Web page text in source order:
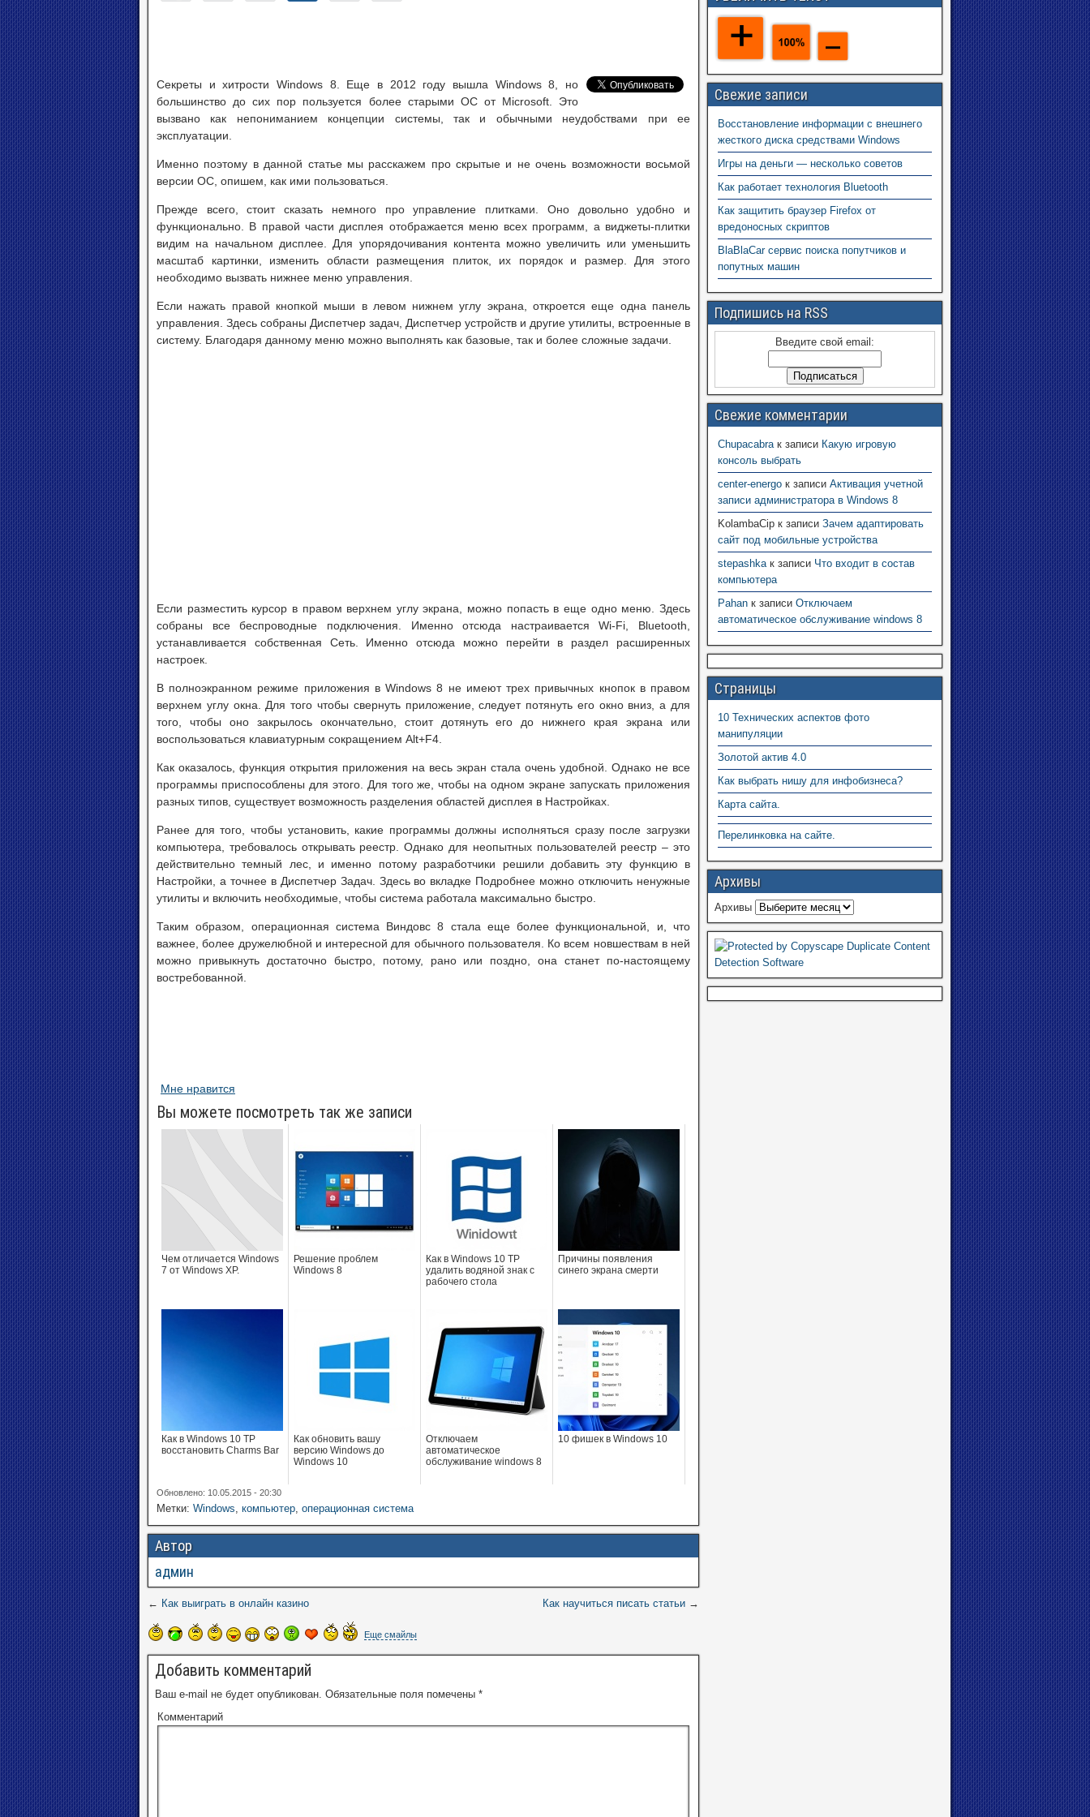
Секреты и хитрости Windows 8. Еще в 2012 году вышла Windows 8, но
большинство до сих пор пользуется более старыми ОС от Microsoft. Это
вызвано как непониманием концепции системы, так и обычными неудобствами при ее
эксплуатации.
Именно поэтому в данной статье мы расскажем про скрытые и не очень возможности восьмой
версии ОС, опишем, как ими пользоваться.
Прежде всего, стоит сказать немного про управление плитками. Оно довольно удобно и
функционально. В правой части дисплея отображается меню всех программ, а виджеты-плитки
видим на начальном дисплее. Для упорядочивания контента можно увеличить или уменьшить
масштаб картинки, изменить области размещения плиток, их порядок и размер. Для этого
необходимо вызвать нижнее меню управления.
Если нажать правой кнопкой мыши в левом нижнем углу экрана, откроется еще одна панель
управления. Здесь собраны Диспетчер задач, Диспетчер устройств и другие утилиты, встроенные в
систему. Благодаря данному меню можно выполнять как базовые, так и более сложные задачи.
Если разместить курсор в правом верхнем углу экрана, можно попасть в еще одно меню. Здесь
собраны все беспроводные подключения. Именно отсюда настраивается Wi-Fi, Bluetooth,
устанавливается собственная Сеть. Именно отсюда можно перейти в раздел расширенных
настроек.
В полноэкранном режиме приложения в Windows 8 не имеют трех привычных кнопок в правом
верхнем углу окна. Для того чтобы свернуть приложение, следует потянуть его окно вниз, а для
того, чтобы оно закрылось окончательно, стоит дотянуть его до нижнего края экрана или
воспользоваться клавиатурным сокращением Alt+F4.
Как оказалось, функция открытия приложения на весь экран стала очень удобной. Однако не все
программы приспособлены для этого. Для того же, чтобы на одном экране запускать приложения
разных типов, существует возможность разделения областей дисплея в Настройках.
Ранее для того, чтобы установить, какие программы должны исполняться сразу после загрузки
компьютера, требовалось открывать реестр. Однако для неопытных пользователей реестр – это
действительно темный лес, и именно потому разработчики решили добавить эту функцию в
Настройки, а точнее в Диспетчер Задач. Здесь во вкладке Подробнее можно отключить ненужные
утилиты и включить необходимые, чтобы система работала максимально быстро.
Таким образом, операционная система Виндовс 8 стала еще более функциональной, и, что
важнее, более дружелюбной и интересной для обычного пользователя. Ко всем новшествам в ней
можно привыкнуть достаточно быстро, потому, рано или поздно, она станет по-настоящему
востребованной.
Мне нравится
Вы можете посмотреть так же записи
Чем отличается Windows
7 от Windows XP.
Решение проблем
Windows 8
Как в Windows 10 TP
удалить водяной знак с
рабочего стола
Причины появления
синего экрана смерти
Как в Windows 10 TP
восстановить Charms Bar
Как обновить вашу
версию Windows до
Windows 10
Отключаем
автоматическое
обслуживание windows 8
10 фишек в Windows 10
Обновлено: 10.05.2015 - 20:30
Метки: Windows, компьютер, операционная система
Автор
админ
← Как выиграть в онлайн казино Как научиться писать статьи →
Еще смайлы
Добавить комментарий
Ваш e-mail не будет опубликован. Обязательные поля помечены *
Комментарий
Свежие записи
Восстановление информации с внешнего
жесткого диска средствами Windows
Игры на деньги — несколько советов
Как работает технология Bluetooth
Как защитить браузер Firefox от
вредоносных скриптов
BlaBlaCar сервис поиска попутчиков и
попутных машин
Подпишись на RSS
Введите свой email:
Свежие комментарии
Chupacabraк записи Какую игровую
консоль выбрать
center-energo к записи Активация учетной
записи администратора в Windows 8
KolambaCip к записи Зачем адаптировать
сайт под мобильные устройства
stepashkaк записи Что входит в состав
компьютера
Pahan к записи Отключаем
автоматическое обслуживание windows 8
Страницы
10 Технических аспектов фото
манипуляции
Золотой актив 4.0
Как выбрать нишу для инфобизнеса?
Карта сайта.
Перелинковка на сайте.
Архивы
Архивы